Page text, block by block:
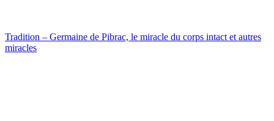
Tradition – Germaine de Pibrac, le miracle du corps intact et autres
miracles